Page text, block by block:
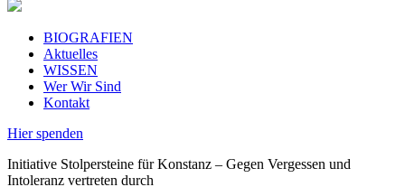
BIOGRAFIEN
Aktuelles
WISSEN
Wer Wir Sind
Kontakt
Hier spenden
Initiative Stolpersteine für Konstanz – Gegen Vergessen und
Intoleranz vertreten durch